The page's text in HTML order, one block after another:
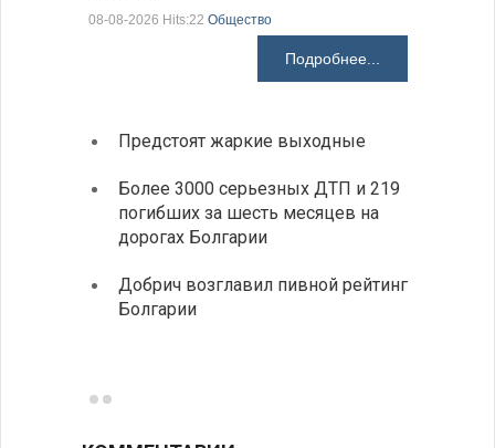
08-08-2026 Hits:22 Общество
Подробнее...
Предстоят жаркие выходные
Более 3000 серьезных ДТП и 219
погибших за шесть месяцев на
дорогах Болгарии
Добрич возглавил пивной рейтинг
Болгарии